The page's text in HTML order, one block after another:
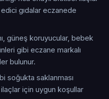
gıdalar eczanede
güneş koruyucular, bebek
gibi eczane markalı
bulunur.
soğukta saklanması
için uygun koşullar